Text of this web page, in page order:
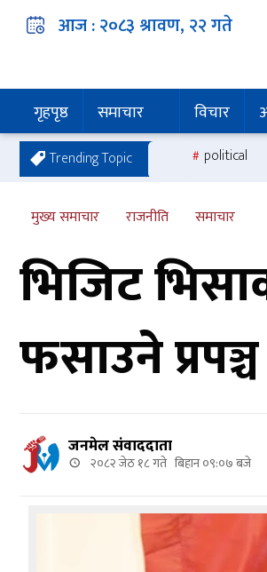
आज :२०८३ श्रावण, २२गते
गृहपृष्ठ समाचार विचार
Trending Topic political
मुख्य समाचार राजनीति समाचार
भिजिट
फसाउने
जनमेल संवाददाता
२०८२ जेठ १८ गते बिहान ०९:०७ बजे